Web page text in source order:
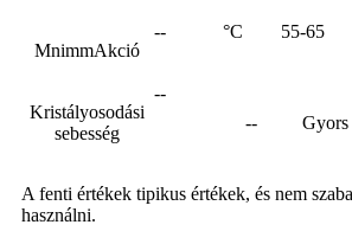
MnimmAkció
-- °C 55-65
Kristályosodási
sebesség
--
--
Gyors
A fenti értékek tipikus értékek, és nem
használni.